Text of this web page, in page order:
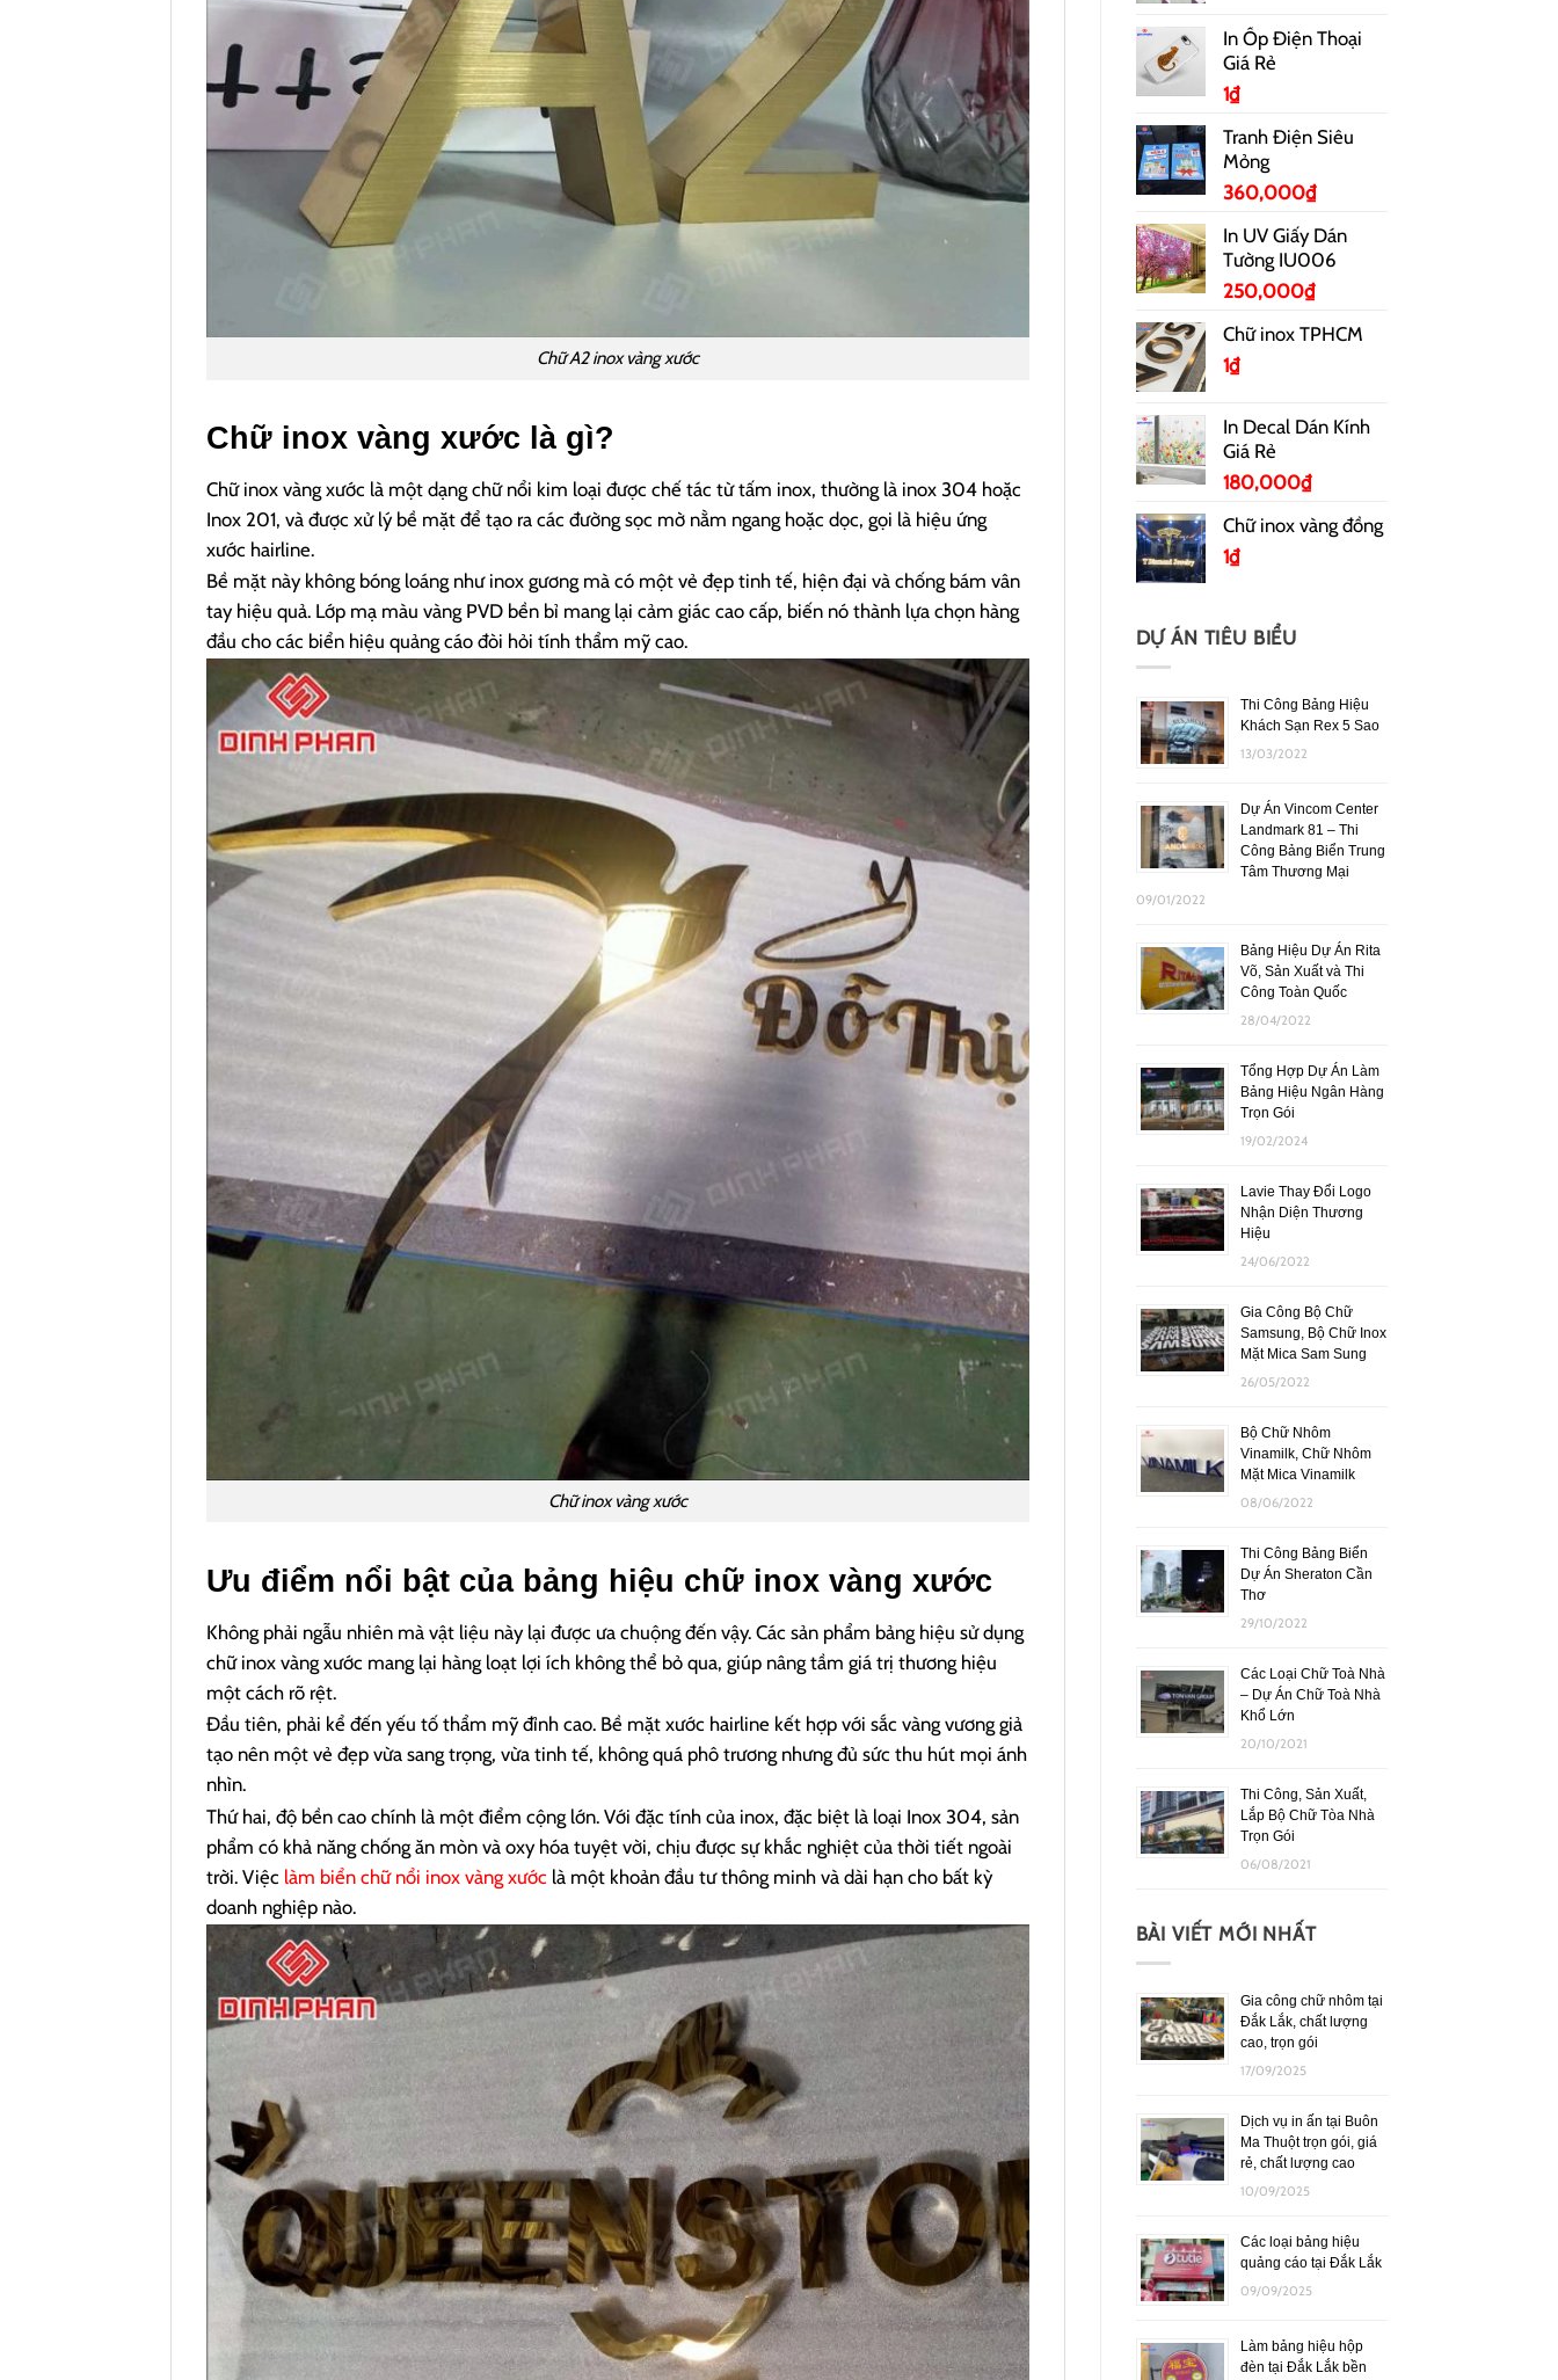
In Ốp Điện Thoại
Giá Rẻ
1₫
Tranh Điện Siêu
Mỏng
360,000₫
In UV Giấy Dán
Tường IU006
250,000₫
Chữ inox TPHCM
1₫
In Decal Dán Kính
Giá Rẻ
180,000₫
Chữ inox vàng đồng
1₫
DỰ ÁN TIÊU BIỂU
Thi Công Bảng Hiệu
Khách Sạn Rex 5 Sao
13/03/2022
Dự Án Vincom Center
Landmark 81 – Thi
Công Bảng Biển Trung
Tâm Thương Mại
09/01/2022
Bảng Hiệu Dự Án Rita
Võ, Sản Xuất và Thi
Công Toàn Quốc
28/04/2022
Tổng Hợp Dự Án Làm
Bảng Hiệu Ngân Hàng
Trọn Gói
19/02/2024
Lavie Thay Đổi Logo
Nhận Diện Thương
Hiệu
24/06/2022
Gia Công Bộ Chữ
Samsung, Bộ Chữ Inox
Mặt Mica Sam Sung
26/05/2022
Bộ Chữ Nhôm
Vinamilk, Chữ Nhôm
Mặt Mica Vinamilk
08/06/2022
Thi Công Bảng Biển
Dự Án Sheraton Cần
Thơ
29/10/2022
Các Loại Chữ Toà Nhà
– Dự Án Chữ Toà Nhà
Khổ Lớn
20/10/2021
Thi Công, Sản Xuất,
Lắp Bộ Chữ Tòa Nhà
Trọn Gói
06/08/2021
BÀI VIẾT MỚI NHẤT
Gia công chữ nhôm tại
Đắk Lắk, chất lượng
cao, trọn gói
17/09/2025
Dịch vụ in ấn tại Buôn
Ma Thuột trọn gói, giá
rẻ, chất lượng cao
10/09/2025
Các loại bảng hiệu
quảng cáo tại Đắk Lắk
09/09/2025
Làm bảng hiệu hộp
đèn tại Đắk Lắk bền
Chữ A2 inox vàng xước
Chữ inox vàng xước là gì?
Chữ inox vàng xước là một dạng chữ nổi kim loại được chế tác từ tấm inox, thường là inox 304 hoặc
Inox 201, và được xử lý bề mặt để tạo ra các đường sọc mờ nằm ngang hoặc dọc, gọi là hiệu ứng
xước hairline.
Bề mặt này không bóng loáng như inox gương mà có một vẻ đẹp tinh tế, hiện đại và chống bám vân
tay hiệu quả. Lớp mạ màu vàng PVD bền bỉ mang lại cảm giác cao cấp, biến nó thành lựa chọn hàng
đầu cho các biển hiệu quảng cáo đòi hỏi tính thẩm mỹ cao.
Chữ inox vàng xước
Ưu điểm nổi bật của bảng hiệu chữ inox vàng xước
Không phải ngẫu nhiên mà vật liệu này lại được ưa chuộng đến vậy. Các sản phẩm bảng hiệu sử dụng
chữ inox vàng xước mang lại hàng loạt lợi ích không thể bỏ qua, giúp nâng tầm giá trị thương hiệu
một cách rõ rệt.
Đầu tiên, phải kể đến yếu tố thẩm mỹ đỉnh cao. Bề mặt xước hairline kết hợp với sắc vàng vương giả
tạo nên một vẻ đẹp vừa sang trọng, vừa tinh tế, không quá phô trương nhưng đủ sức thu hút mọi ánh
nhìn.
Thứ hai, độ bền cao chính là một điểm cộng lớn. Với đặc tính của inox, đặc biệt là loại Inox 304, sản
phẩm có khả năng chống ăn mòn và oxy hóa tuyệt vời, chịu được sự khắc nghiệt của thời tiết ngoài
trời. Việc làm biển chữ nổi inox vàng xước là một khoản đầu tư thông minh và dài hạn cho bất kỳ
doanh nghiệp nào.